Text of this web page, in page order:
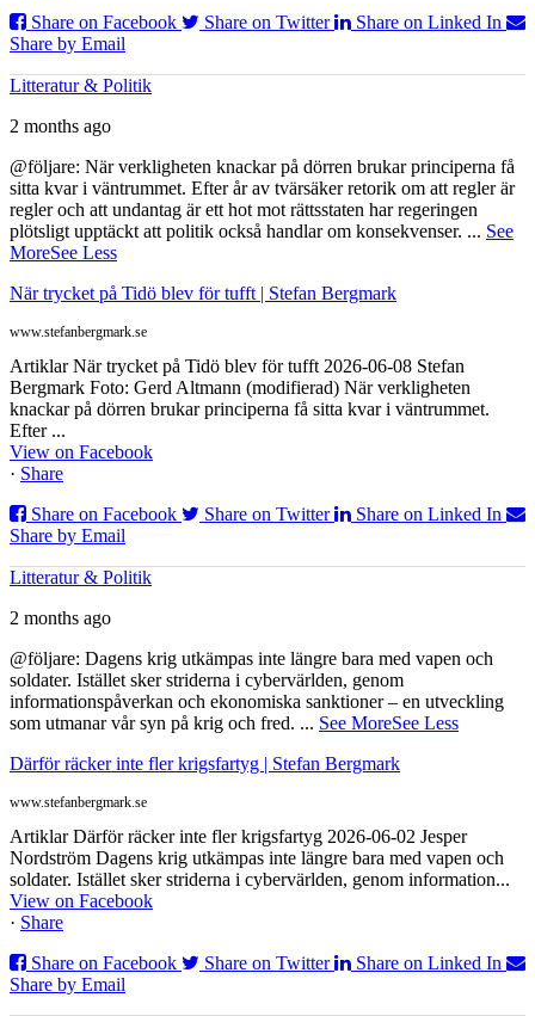
Share on Facebook
Share on Twitter
Share on Linked In
Share by Email
Litteratur & Politik
2 months ago
@följare: När verkligheten knackar på dörren brukar principerna få
sitta kvar i väntrummet. Efter år av tvärsäker retorik om att regler är
regler och att undantag är ett hot mot rättsstaten har regeringen
plötsligt upptäckt att politik också handlar om konsekvenser. ... See
MoreSee Less
När trycket på Tidö blev för tufft | Stefan Bergmark
www.stefanbergmark.se
Artiklar När trycket på Tidö blev för tufft 2026-06-08 Stefan
Bergmark Foto: Gerd Altmann (modifierad) När verkligheten
knackar på dörren brukar principerna få sitta kvar i väntrummet.
Efter ...
View on Facebook
· Share
Share on Facebook
Share on Twitter
Share on Linked In
Share by Email
Litteratur & Politik
2 months ago
@följare: Dagens krig utkämpas inte längre bara med vapen och
soldater. Istället sker striderna i cybervärlden, genom
informationspåverkan och ekonomiska sanktioner – en utveckling
som utmanar vår syn på krig och fred. ... See MoreSee Less
Därför räcker inte fler krigsfartyg | Stefan Bergmark
www.stefanbergmark.se
Artiklar Därför räcker inte fler krigsfartyg 2026-06-02 Jesper
Nordström Dagens krig utkämpas inte längre bara med vapen och
soldater. Istället sker striderna i cybervärlden, genom information...
View on Facebook
· Share
Share on Facebook
Share on Twitter
Share on Linked In
Share by Email